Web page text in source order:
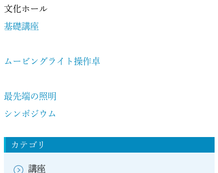
カテゴリ
講座
文化ホール
基礎講座
ムービングライト操作卓
最先端の照明
シンポジウム